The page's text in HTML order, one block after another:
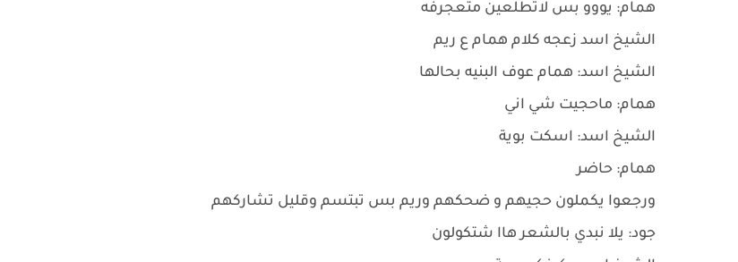
همام: يووو بس لاتطلعين متعجرفه
الشيخ اسد زعجه كلام همام ع ريم
الشيخ اسد: همام عوف البنيه بحالها
همام: ماحجيت شي اني
الشيخ اسد: اسكت بوية
همام: حاضر
ورجعوا يكملون حجيهم و ضحكهم وريم بس تبتسم وقليل تشاركهم
جود: يلا نبدي بالشعر هاا شتكولون